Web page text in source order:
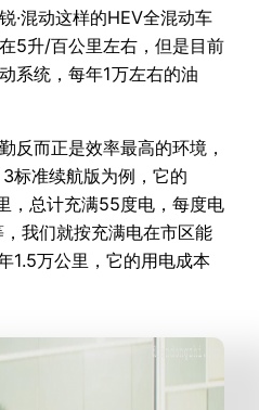
·混动这样的HEV全混动车
5升/百公里左右，但是目前
系统，每年1万左右的油
反而正是效率最高的环境，
标准续航版为例，它的
，总计充满55度电，每度电
我们就按充满电在市区能
1.5万公里，它的用电成本